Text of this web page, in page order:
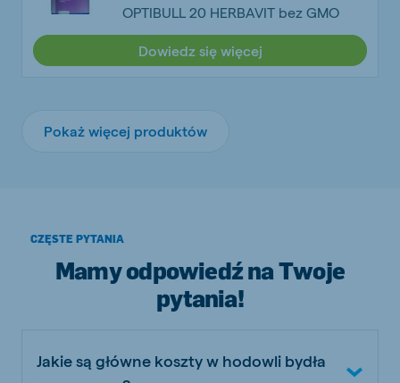
OPTIBULL 20 HERBAVIT bez GMO
Dowiedz się więcej
Pokaż więcej produktów
CZĘSTE PYTANIA
Mamy odpowiedź na Twoje
pytania!
Jakie są główne koszty w hodowli bydła